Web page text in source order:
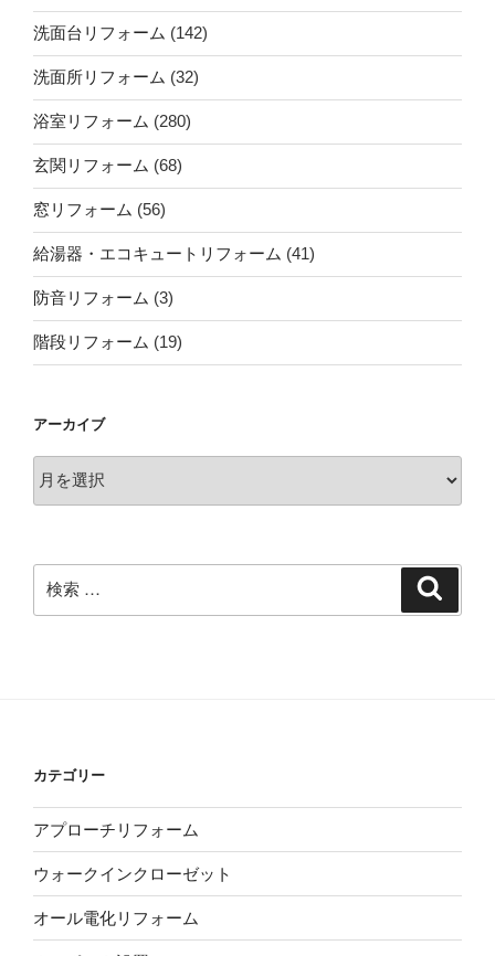
洗面台リフォーム (142)
洗面所リフォーム (32)
浴室リフォーム (280)
玄関リフォーム (68)
窓リフォーム (56)
給湯器・エコキュートリフォーム (41)
防音リフォーム (3)
階段リフォーム (19)
アーカイブ
ー
索:
カテゴリー
アプローチリフォーム
ウォークインクローゼット
オール電化リフォーム